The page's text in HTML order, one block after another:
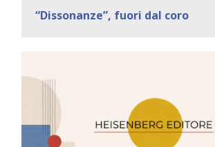
“Dissonanze”, fuori dal coro